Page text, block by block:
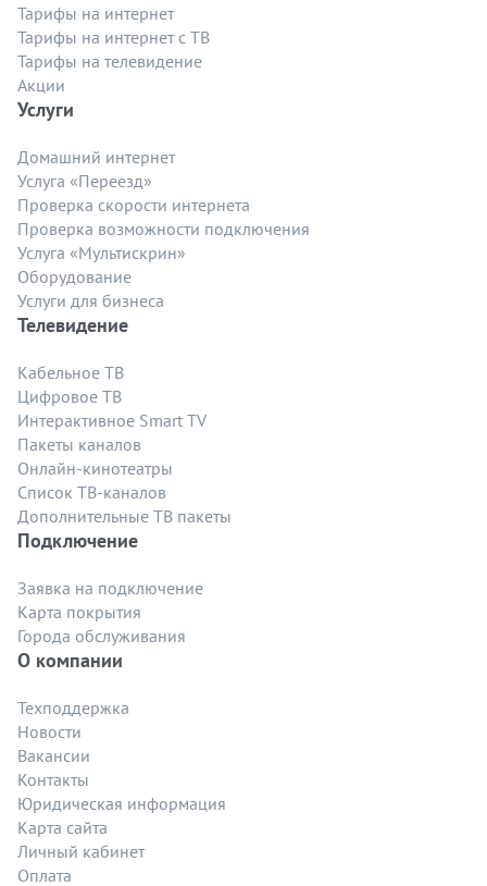
Тарифы на интернет
Тарифы на интернет с ТВ
Тарифы на телевидение
Акции
Услуги
Домашний интернет
Услуга «Переезд»
Проверка скорости интернета
Проверка возможности подключения
Услуга «Мультискрин»
Оборудование
Услуги для бизнеса
Телевидение
Кабельное ТВ
Цифровое ТВ
Интерактивное Smart TV
Пакеты каналов
Онлайн-кинотеатры
Список ТВ-каналов
Дополнительные ТВ пакеты
Подключение
Заявка на подключение
Карта покрытия
Города обслуживания
О компании
Техподдержка
Новости
Вакансии
Контакты
Юридическая информация
Карта сайта
Личный кабинет
Оплата